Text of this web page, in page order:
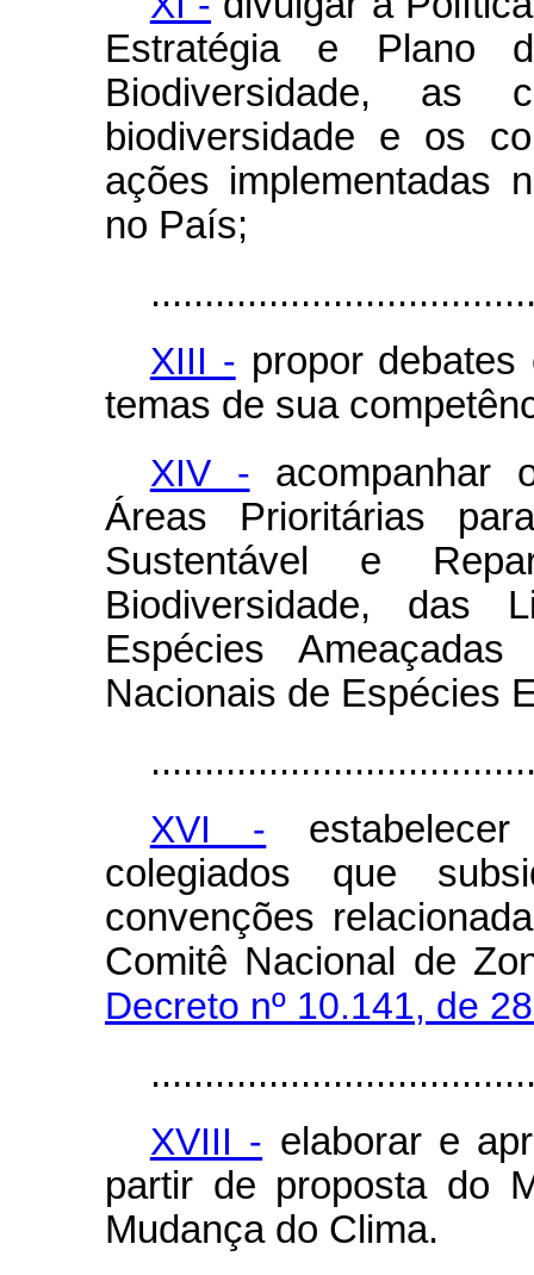
Estratégia e Plano
Biodiversidade, as
biodiversidade e os
ações implementadas
no País;
XIII - propor
temas de sua
XIV - acompanhar
Áreas Prioritárias
Sustentável e
Biodiversidade, das
Espécies
Nacionais de Espécies
XVI -
colegiados que
convenções
Comitê Nacional de
Decreto nº 10.141, de
XVIII - elaborar e
partir de proposta do
Mudança do Clima.